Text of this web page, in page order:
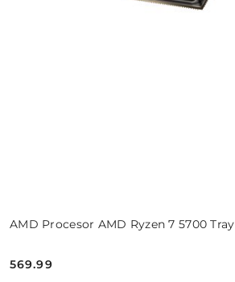
AMD Procesor AMD Ryzen 7 5700 Tray
Cena:
569.99